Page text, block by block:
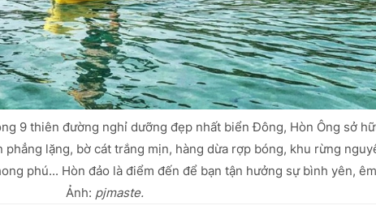
9 thiên đường nghỉ dưỡng đẹp nhất biển Đông, Hòn Ông sở
lặng, bờ cát trắng mịn, hàng dừa rợp bóng, khu rừng
phú... Hòn đảo là điểm đến để bạn tận hưởng sự bình yên,
Ảnh: pjmaste.